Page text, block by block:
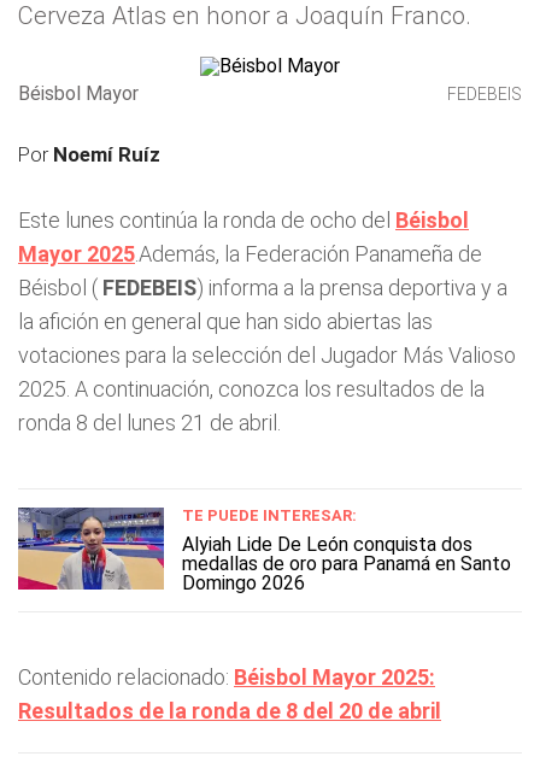
Cerveza Atlas en honor a Joaquín Franco.
Béisbol Mayor FEDEBEIS
Por Noemí Ruíz
Este lunes continúa la ronda de ocho del Béisbol
Mayor 2025.Además, la Federación Panameña de
Béisbol ( FEDEBEIS) informa a la prensa deportiva y a
la afición en general que han sido abiertas las
votaciones para la selección del Jugador Más Valioso
2025. A continuación, conozca los resultados de la
ronda 8 del lunes 21 de abril.
TE PUEDE INTERESAR:
Alyiah Lide De León conquista dos
medallas de oro para Panamá en Santo
Domingo 2026
Contenido relacionado: Béisbol Mayor 2025:
Resultados de la ronda de 8 del 20 de abril